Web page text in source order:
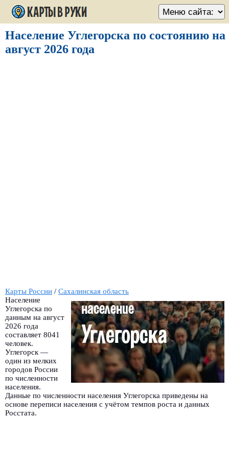
Население Углегорска по состоянию на
август 2026 года
Карты России / Сахалинская область
Население
Углегорска по
данным на август
2026 года
составляет 8041
человек.
Углегорск —
один из мелких
городов России
по численности
населения.
Данные по численности населения Углегорска приведены на
основе переписи населения с учётом темпов роста и данных
Росстата.